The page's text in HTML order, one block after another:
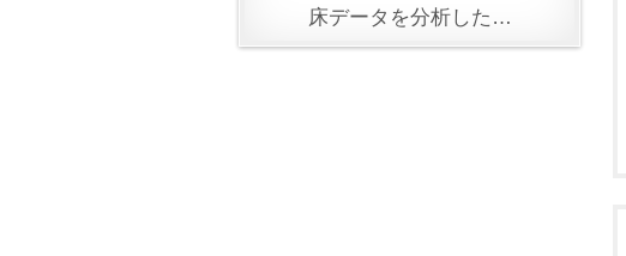
床データを分析した…